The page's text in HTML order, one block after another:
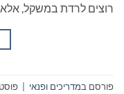
רוצים לרדת במשקל,
פורסם במדריכים ופנאי